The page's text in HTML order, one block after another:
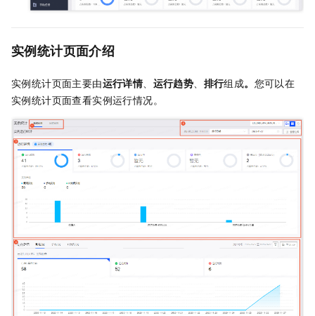
实例统计页面介绍
实例统计页面主要由运行详情、 运行趋势 排行组成。 您可以在
实例统计页面查看实例运行情况。